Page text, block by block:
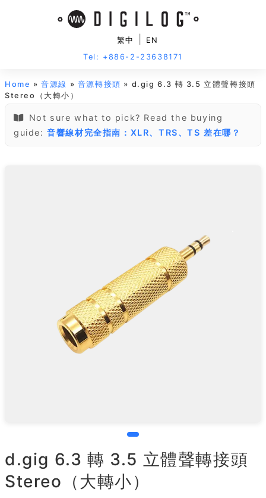
繁中
EN
Tel: +886-2-23638171
Home »音源線 » 音源轉接頭 » d.gig 6.3 轉 3.5 立體聲轉接頭
Stereo（大轉小）
Not sure what to pick? Read the buying
guide: 音響線材完全指南：XLR、TRS、TS 差在哪？
d.gig 6.3 轉 3.5 立體聲轉接頭
Stereo（大轉小）